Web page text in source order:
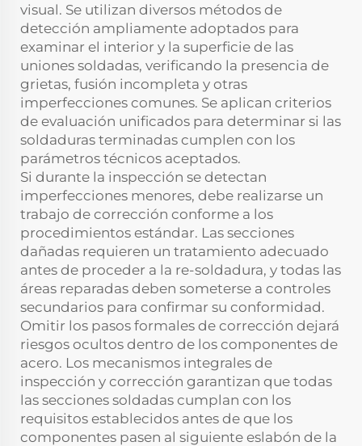
visual. Se utilizan diversos métodos de
detección ampliamente adoptados para
examinar el interior y la superficie de las
uniones soldadas, verificando la presencia de
grietas, fusión incompleta y otras
imperfecciones comunes. Se aplican criterios
de evaluación unificados para determinar si las
soldaduras terminadas cumplen con los
parámetros técnicos aceptados.
Si durante la inspección se detectan
imperfecciones menores, debe realizarse un
trabajo de corrección conforme a los
procedimientos estándar. Las secciones
dañadas requieren un tratamiento adecuado
antes de proceder a la re-soldadura, y todas las
áreas reparadas deben someterse a controles
secundarios para confirmar su conformidad.
Omitir los pasos formales de corrección dejará
riesgos ocultos dentro de los componentes de
acero. Los mecanismos integrales de
inspección y corrección garantizan que todas
las secciones soldadas cumplan con los
requisitos establecidos antes de que los
componentes pasen al siguiente eslabón de la